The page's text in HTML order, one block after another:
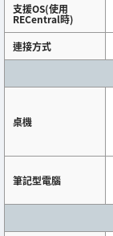
支援OS(使用
RECentral時)
連接方式
桌機
筆記型電腦